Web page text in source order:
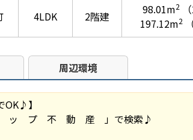
4LDK 2階建 98.01m2
197.12m2
周辺環境
OK♪】
プ 不 動 産 」で検索♪